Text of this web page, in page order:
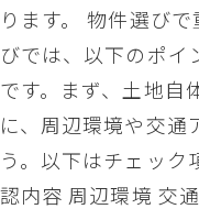
ります。 物件選び
びでは、以下のポイ
です。まず、土地自
に、周辺環境や交通
う。以下はチェック
認内容 周辺環境 交